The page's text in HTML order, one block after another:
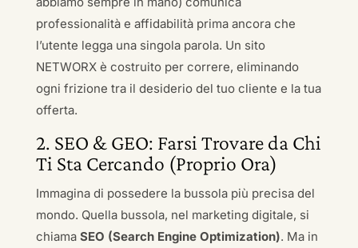
professionalità e affidabilità prima ancora che
l’utente legga una singola parola. Un sito
NETWORX è costruito per correre, eliminando
ogni frizione tra il desiderio del tuo cliente e la tua
offerta.
2. SEO & GEO: Farsi Trovare da Chi
Ti Sta Cercando (Proprio Ora)
Immagina di possedere la bussola più precisa del
mondo. Quella bussola, nel marketing digitale, si
chiama SEO (Search Engine Optimization). Ma in